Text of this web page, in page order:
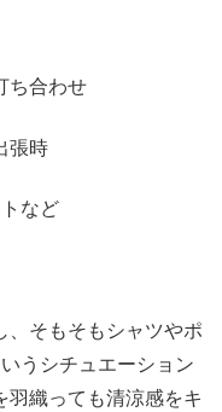
ち合わせ
張時
など
、そもそもシャツやポ
うシチュエーション
羽織っても清涼感をキ